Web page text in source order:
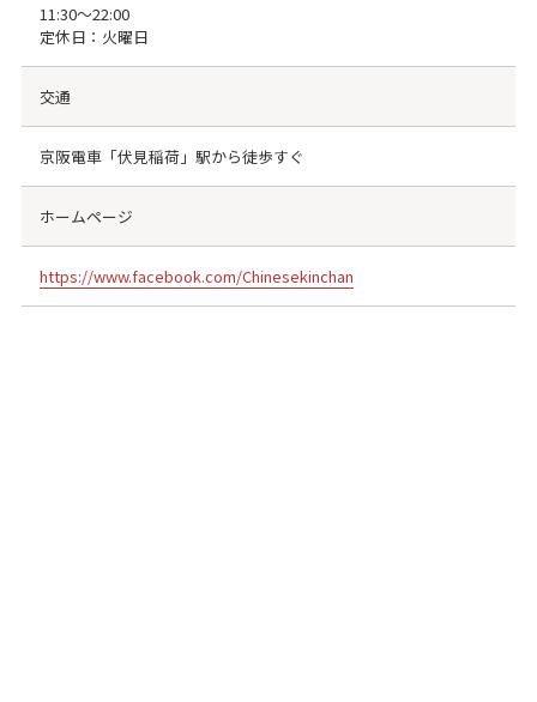
11:30～22:00
定休日：火曜日
交通
京阪電車「伏見稲荷」駅から徒歩すぐ
ホームページ
https://www.facebook.com/Chinesekinchan